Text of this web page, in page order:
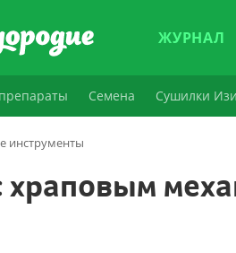
ЖУРНАЛ
Семена Сушилки
инструменты
храповым